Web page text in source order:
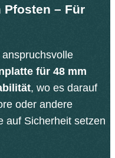
Pfosten – Für
für 48 mm
, wo es darauf
oder andere
auf Sicherheit setzen